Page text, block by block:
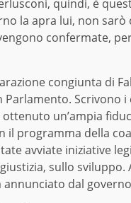
quindi, è
la apra lui, non
confermate,
congiunta di
Scrivono
un’ampia
il programma della
avviate iniziative
sullo
dal